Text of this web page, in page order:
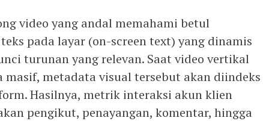
video yang andal memahami betul
pada layar (on-screen text) yang dinamis
turunan yang relevan. Saat video vertikal
metadata visual tersebut akan diindeks
Hasilnya, metrik interaksi akun klien
pengikut, penayangan, komentar, hingga